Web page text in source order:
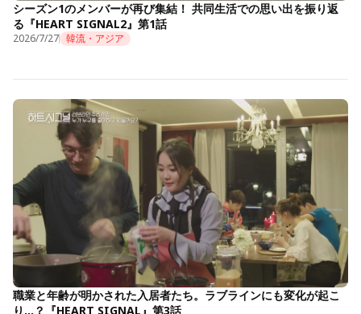
シーズン1のメンバーが再び集結！ 共同生活での思い出を振り返
る『HEART SIGNAL2』第1話
2026/7/27 韓流・アジア
職業と年齢が明かされた入居者たち。ラブラインにも変化が起こ
り…？『HEART SIGNAL』第3話